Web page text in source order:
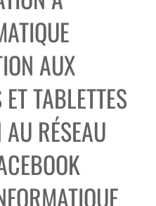
AUX
TABLETTES
RÉSEAU